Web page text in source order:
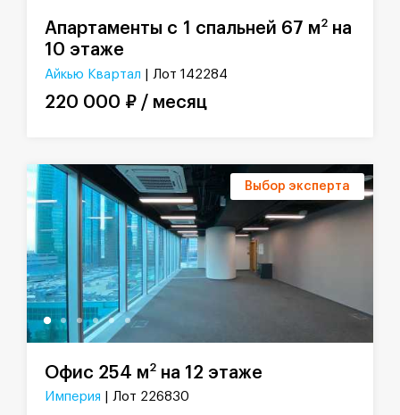
Апартаменты с 1 спальней 67 м2 на
10 этаже
Айкью Квартал | Лот 142284
220 000 ₽ / месяц
Выбор эксперта
Офис 254 м2 на 12 этаже
Империя | Лот 226830